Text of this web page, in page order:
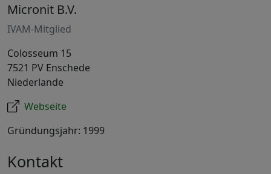
Micronit B.V.
IVAM-Mitglied
Colosseum 15
7521 PV Enschede
Niederlande
Webseite
Gründungsjahr: 1999
Kontakt